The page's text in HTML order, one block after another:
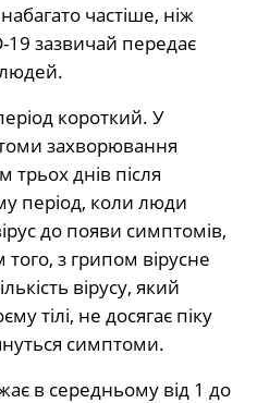
частіше, ніж
зазвичай передає
людей.
короткий. У
захворювання
трьох днів після
період, коли люди
до появи симптомів,
з грипом вірусне
вірусу, який
тілі, не досягає піку
симптоми.
в середньому від 1 до